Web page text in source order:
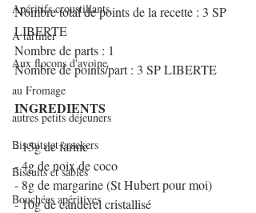
Apéritifs croustillants
A tartiner
Aux flocons d'avoine
au Fromage
autres petits déjeuners
Biscuits et crackers
Biscuits et sablés
Bouchées apéritives
Nombre total de points de la recette : 3 SP
LIBERTE
Nombre de parts : 1
Nombre de points/part : 3 SP LIBERTE
INGREDIENTS
- 15g de farine
- 4g de noix de coco
- 8g de margarine (St Hubert pour moi)
- 10g de canderel cristallisé